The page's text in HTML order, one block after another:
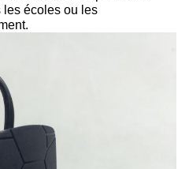
les écoles ou les